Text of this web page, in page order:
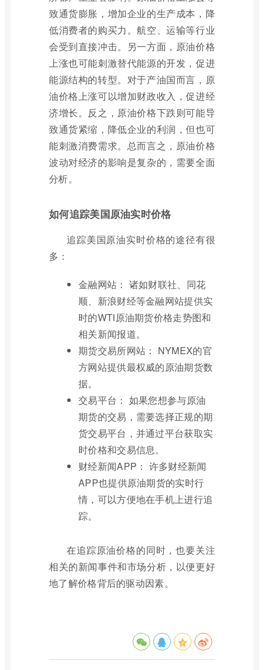
致通货膨胀，增加企业的生产成本，降
低消费者的购买力。航空、运输等行业
会受到直接冲击。另一方面，原油价格
上涨也可能刺激替代能源的开发，促进
能源结构的转型。对于产油国而言，原
油价格上涨可以增加财政收入，促进经
济增长。反之，原油价格下跌则可能导
致通货紧缩，降低企业的利润，但也可
能刺激消费需求。总而言之，原油价格
波动对经济的影响是复杂的，需要全面
分析。
如何追踪美国原油实时价格
追踪美国原油实时价格的途径有很
多：
金融网站： 诸如财联社、同花
顺、新浪财经等金融网站提供实
时的WTI原油期货价格走势图和
相关新闻报道。
期货交易所网站： NYMEX的官
方网站提供最权威的原油期货数
据。
交易平台： 如果您想参与原油
期货的交易，需要选择正规的期
货交易平台，并通过平台获取实
时价格和交易信息。
财经新闻APP： 许多财经新闻
APP也提供原油期货的实时行
情，可以方便地在手机上进行追
踪。
在追踪原油价格的同时，也要关注
相关的新闻事件和市场分析，以便更好
地了解价格背后的驱动因素。